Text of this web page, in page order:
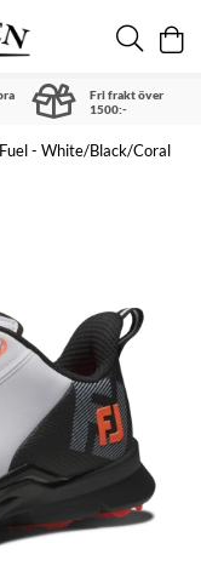
Fri frakt över
1500:-
- White/Black/Coral